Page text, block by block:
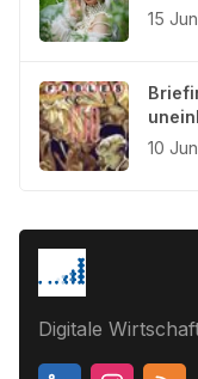
15
10
Digitale